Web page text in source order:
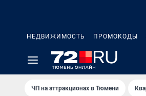
НЕДВИЖИМОСТЬ ПРОМОКОДЫ
ЧП на аттракционах в Тюмени